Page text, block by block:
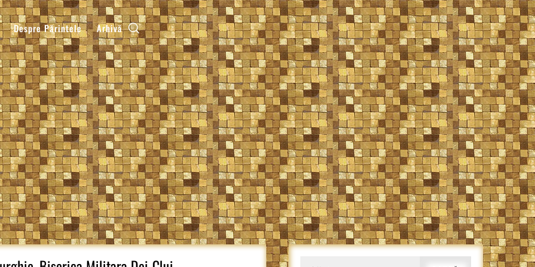
Despre Părintele Arhivă